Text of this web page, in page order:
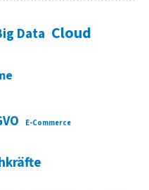
Data Cloud
E-Commerce